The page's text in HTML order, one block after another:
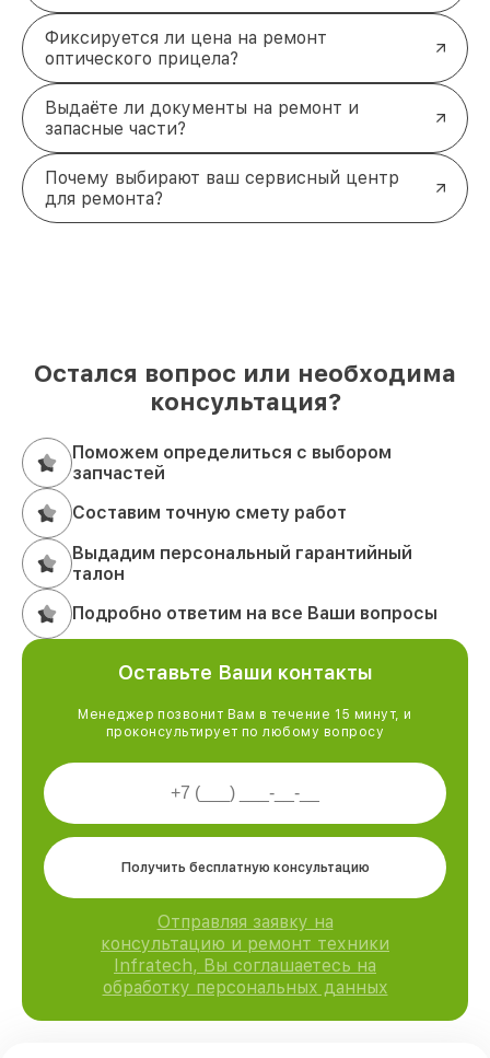
Фиксируется ли цена на ремонт
оптического прицела?
Выдаёте ли документы на ремонт и
запасные части?
Почему выбирают ваш сервисный центр
для ремонта?
Остался вопрос или необходима
консультация?
Поможем определиться с выбором
запчастей
Составим точную смету работ
Выдадим персональный гарантийный
талон
Подробно ответим на все Ваши вопросы
Оставьте Ваши контакты
Менеджер позвонит Вам в течение 15 минут, и
проконсультирует по любому вопросу
Получить бесплатную консультацию
Отправляя заявку на
консультацию и ремонт техники
Infratech, Вы соглашаетесь на
обработку персональных данных